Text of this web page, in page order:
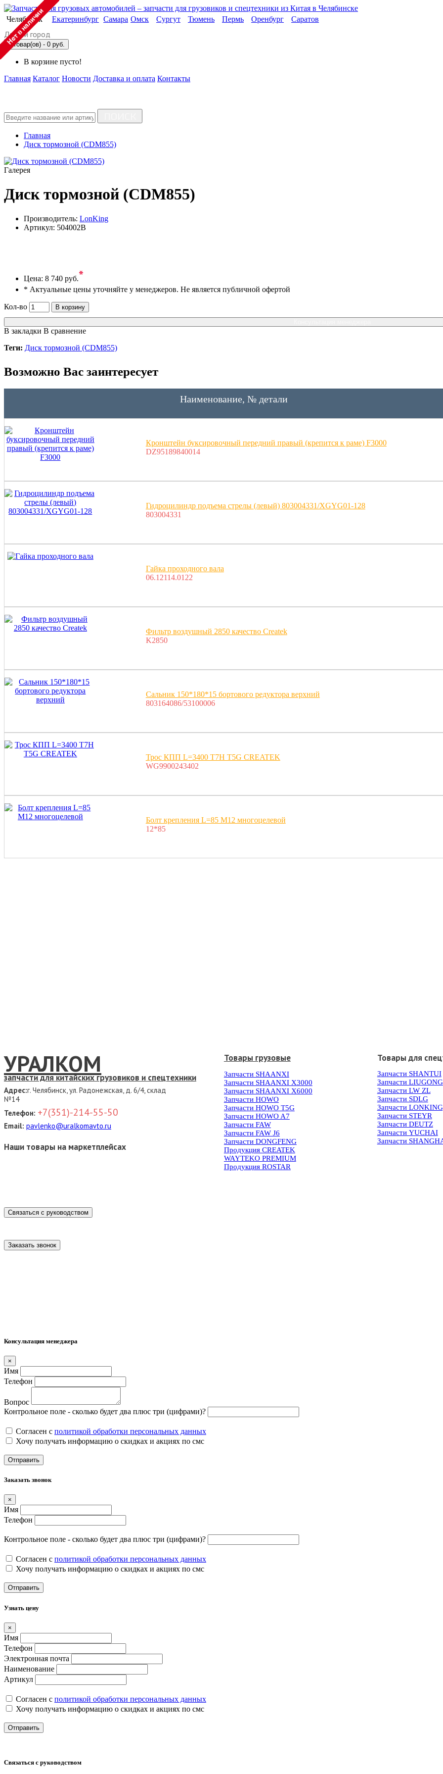
Челябинск Екатеринбург Самара Омск Сургут Тюмень Пермь Оренбург Саратов
Другой город
0 товар(ов) - 0 руб.
В корзине пусто!
Главная Каталог Новости Доставка и оплата Контакты
Главная
Диск тормозной (CDM855)
Галерея
Диск тормозной (CDM855)
Производитель: LonKing
Артикул: 504002B
Цена: 8 740 руб.*
* Актуальные цены уточняйте у менеджеров. Не является публичной офертой
Кол-во
В корзину
В закладки В сравнение
Теги: Диск тормозной (CDM855)
Возможно Вас заинтересует
Наименование, № детали
Кронштейн буксировочный передний правый (крепится к раме) F3000
DZ95189840014
Гидроцилиндр подъема стрелы (левый) 803004331/XGYG01-128
803004331
Гайка проходного вала
06.12114.0122
Фильтр воздушный 2850 качество Createk
K2850
Сальник 150*180*15 бортового редуктора верхний
803164086/53100006
Трос КПП L=3400 T7H T5G CREATEK
WG9900243402
Болт крепления L=85 М12 многоцелевой
12*85
УРАЛКОМ
запчасти для китайских грузовиков и спецтехники
Адрес:г. Челябинск, ул. Радонежская, д. 6/4, склад
№14
Телефон: +7(351)-214-55-50
Email: pavlenko@uralkomavto.ru
Наши товары на маркетплейсах
Связаться с руководством
Заказать звонок
Товары грузовые
Запчасти SHAANXI
Запчасти SHAANXI X3000
Запчасти SHAANXI X6000
Запчасти HOWO
Запчасти HOWO T5G
Запчасти HOWO A7
Запчасти FAW
Запчасти FAW J6
Запчасти DONGFENG
Продукция CREATEK
WAYTEKO PREMIUM
Продукция ROSTAR
Товары для
Запчасти SHANTUI
Запчасти LIUGONG
Запчасти LW ZL
Запчасти SDLG
Запчасти
Запчасти STEYR
Запчасти DEUTZ
Запчасти YUCHAI
Запчасти
Консультация менеджера
×
Имя
Телефон
Вопрос
Контрольное поле - сколько будет два плюс три (цифрами)?
Согласен с политикой обработки персональных данных
Хочу получать информацию о скидках и акциях по смс
Отправить
Заказать звонок
×
Имя
Телефон
Контрольное поле - сколько будет два плюс три (цифрами)?
Согласен с политикой обработки персональных данных
Хочу получать информацию о скидках и акциях по смс
Отправить
Узнать цену
×
Имя
Телефон
Электронная почта
Наименование
Артикул
Согласен с политикой обработки персональных данных
Хочу получать информацию о скидках и акциях по смс
Отправить
Связаться с руководством